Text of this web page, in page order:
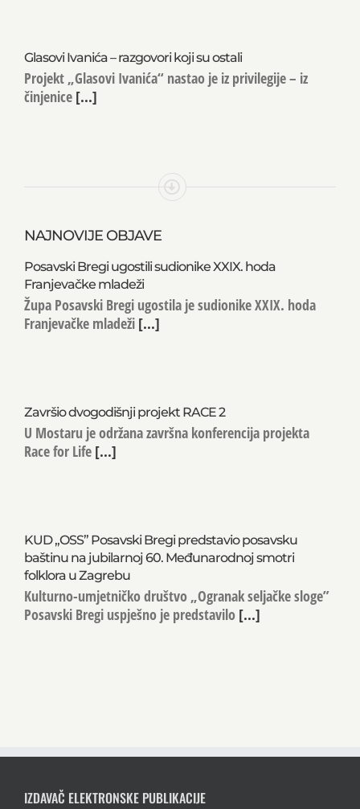
Glasovi Ivanića – razgovori koji su ostali
Projekt „Glasovi Ivanića“ nastao je iz privilegije – iz
činjenice [...]
NAJNOVIJE OBJAVE
Posavski Bregi ugostili sudionike XXIX. hoda
Franjevačke mladeži
Župa Posavski Bregi ugostila je sudionike XXIX. hoda
Franjevačke mladeži [...]
Završio dvogodišnji projekt RACE 2
U Mostaru je održana završna konferencija projekta
Race for Life [...]
KUD „OSS” Posavski Bregi predstavio posavsku
baštinu na jubilarnoj 60. Međunarodnoj smotri
folklora u Zagrebu
Kulturno-umjetničko društvo „Ogranak seljačke sloge”
Posavski Bregi uspješno je predstavilo [...]
IZDAVAČ ELEKTRONSKE PUBLIKACIJE